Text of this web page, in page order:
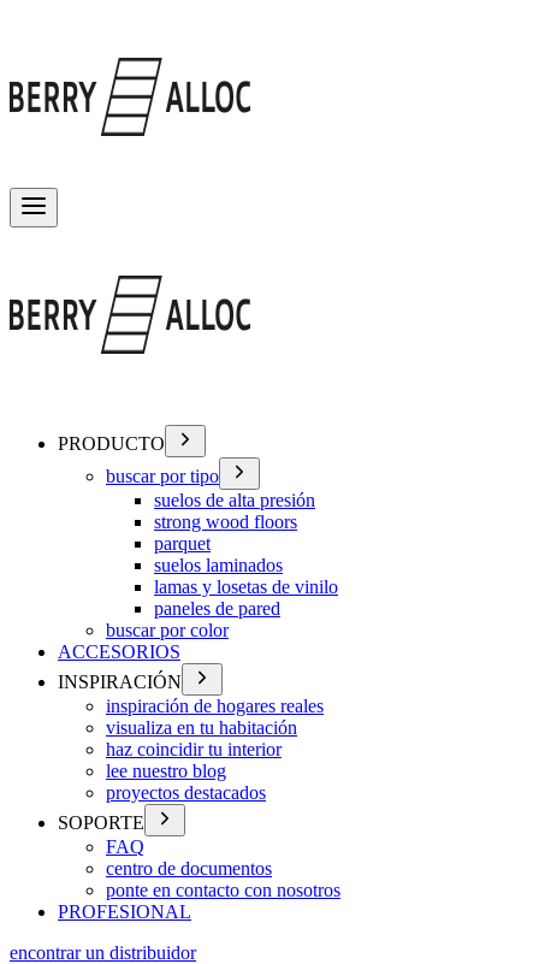
PRODUCTO
buscar por tipo
suelos de alta presión
strong wood floors
parquet
suelos laminados
lamas y losetas de vinilo
paneles de pared
buscar por color
ACCESORIOS
INSPIRACIÓN
inspiración de hogares reales
visualiza en tu habitación
haz coincidir tu interior
lee nuestro blog
proyectos destacados
SOPORTE
FAQ
centro de documentos
ponte en contacto con nosotros
PROFESIONAL
encontrar un distribuidor